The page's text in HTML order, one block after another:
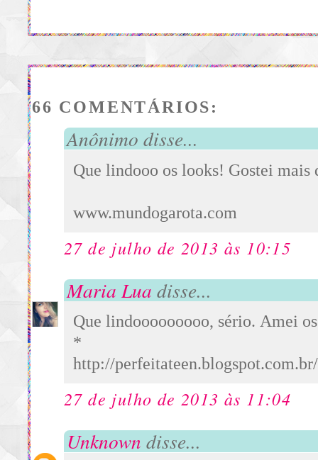
66 COMENTÁRIOS:
Anônimo disse...
Que lindooo os looks! Gostei mais
www.mundogarota.com
27 de julho de 2013 às 10:15
Maria Lua disse...
Que lindooooooooo, sério. Amei
*
http://perfeitateen.blogspot.com.br/
27 de julho de 2013 às 11:04
Unknown disse...